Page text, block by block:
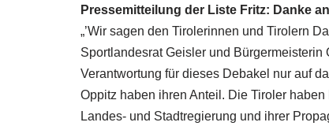
Pressemitteilung der Liste Fritz: Danke
„’Wir sagen den Tirolerinnen und Tirolern
Sportlandesrat Geisler und
Verantwortung für dieses Debakel nur auf
Oppitz haben ihren Anteil. Die Tiroler
Landes- und Stadtregierung und ihrer